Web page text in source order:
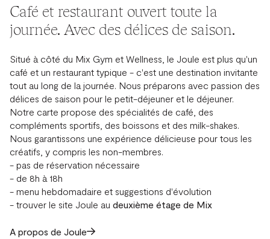
Café et restaurant ouvert toute la
journée. Avec des délices de saison.
Situé à côté du Mix Gym et Wellness, le Joule est plus qu'un
café et un restaurant typique - c'est une destination invitante
tout au long de la journée. Nous préparons avec passion des
délices de saison pour le petit-déjeuner et le déjeuner.
Notre carte propose des spécialités de café, des
compléments sportifs, des boissons et des milk-shakes.
Nous garantissons une expérience délicieuse pour tous les
créatifs, y compris les non-membres.
- pas de réservation nécessaire
- de 8h à 18h
- menu hebdomadaire et suggestions d'évolution
- trouver le site Joule au deuxième étage de Mix
A propos de Joule